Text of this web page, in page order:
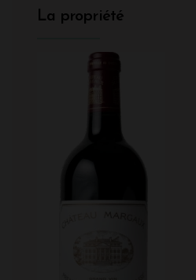
La propriété